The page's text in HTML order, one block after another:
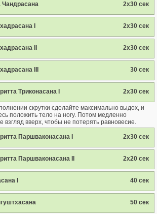
Чандрасана 2x30 сек
I 2x30 сек
II 2x30 сек
III 30 сек
Триконасана I 2x30 сек
скрутки сделайте максимально выдох, и
положить тело на ногу. Потом медленно
взгляд вверх, чтобы не потерять равновесие.
Паршваконасана I 2x30 сек
Паршваконасана II 2x20 сек
I 40 сек
50 сек